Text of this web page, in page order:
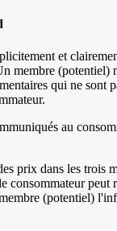
et
membre (potentiel)
qui ne sont
au
prix dans les trois
consommateur peut
(potentiel)